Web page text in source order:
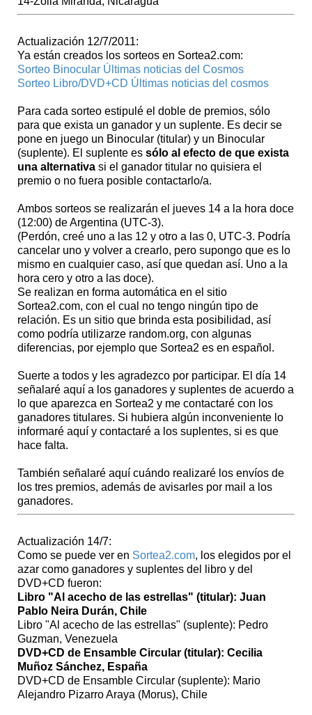
Actualización 12/7/2011:
Ya están creados los sorteos en Sortea2.com:
Sorteo Binocular Últimas noticias del Cosmos
Sorteo Libro/DVD+CD Últimas noticias del cosmos
Para cada sorteo estipulé el doble de premios, sólo
para que exista un ganador y un suplente. Es decir se
pone en juego un Binocular (titular) y un Binocular
(suplente). El suplente es sólo al efecto de que exista
una alternativa si el ganador titular no quisiera el
premio o no fuera posible contactarlo/a.
Ambos sorteos se realizarán el jueves 14 a la hora doce
(12:00) de Argentina (UTC-3).
(Perdón, creé uno a las 12 y otro a las 0, UTC-3. Podría
cancelar uno y volver a crearlo, pero supongo que es lo
mismo en cualquier caso, así que quedan así. Uno a la
hora cero y otro a las doce).
Se realizan en forma automática en el sitio
Sortea2.com, con el cual no tengo ningún tipo de
relación. Es un sitio que brinda esta posibilidad, así
como podría utilizarze random.org, con algunas
diferencias, por ejemplo que Sortea2 es en español.
Suerte a todos y les agradezco por participar. El día 14
señalaré aquí a los ganadores y suplentes de acuerdo a
lo que aparezca en Sortea2 y me contactaré con los
ganadores titulares. Si hubiera algún inconveniente lo
informaré aquí y contactaré a los suplentes, si es que
hace falta.
También señalaré aquí cuándo realizaré los envíos de
los tres premios, además de avisarles por mail a los
ganadores.
Actualización 14/7:
Como se puede ver en Sortea2.com, los elegidos por el
azar como ganadores y suplentes del libro y del
DVD+CD fueron:
Libro "Al acecho de las estrellas" (titular): Juan
Pablo Neira Durán, Chile
Libro "Al acecho de las estrellas" (suplente): Pedro
Guzman, Venezuela
DVD+CD de Ensamble Circular (titular): Cecilia
Muñoz Sánchez, España
DVD+CD de Ensamble Circular (suplente): Mario
Alejandro Pizarro Araya (Morus), Chile